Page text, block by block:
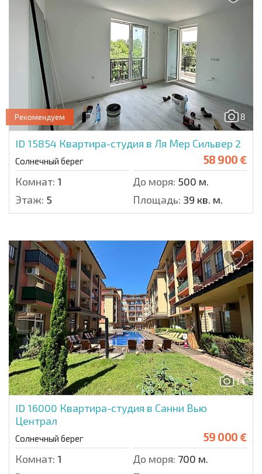
8
Рекомендуем
ID 15854 Квартира-студия в Ля Мер Сильвер 2
Солнечный берег 58 900 €
Комнат: 1 До моря: 500 м.
Этаж: 5 Площадь: 39 кв. м.
14
ID 16000 Квартира-студия в Санни Вью
Централ
Солнечный берег 59 000 €
Комнат: 1 До моря: 700 м.